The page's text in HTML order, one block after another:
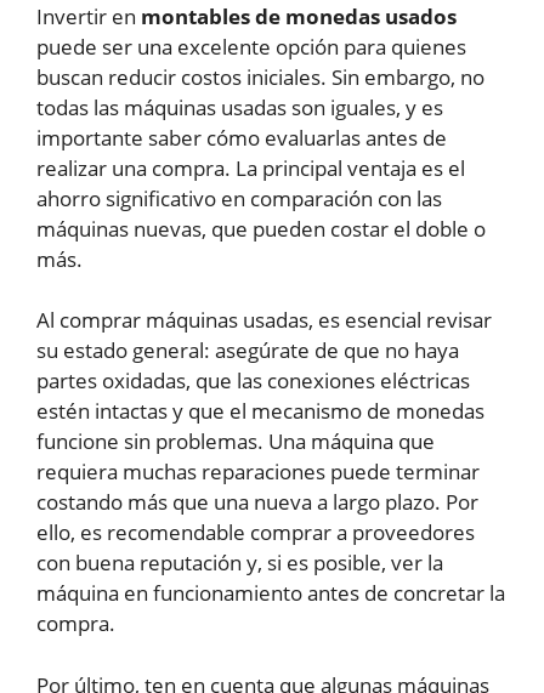
Invertir en montables de monedas usados
puede ser una excelente opción para quienes
buscan reducir costos iniciales. Sin embargo, no
todas las máquinas usadas son iguales, y es
importante saber cómo evaluarlas antes de
realizar una compra. La principal ventaja es el
ahorro significativo en comparación con las
máquinas nuevas, que pueden costar el doble o
más.
Al comprar máquinas usadas, es esencial revisar
su estado general: asegúrate de que no haya
partes oxidadas, que las conexiones eléctricas
estén intactas y que el mecanismo de monedas
funcione sin problemas. Una máquina que
requiera muchas reparaciones puede terminar
costando más que una nueva a largo plazo. Por
ello, es recomendable comprar a proveedores
con buena reputación y, si es posible, ver la
máquina en funcionamiento antes de concretar la
compra.
Por último, ten en cuenta que algunas máquinas